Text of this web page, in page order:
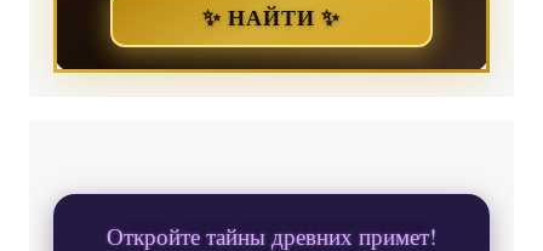
✨ НАЙТИ ✨
Откройте тайны древних примет!